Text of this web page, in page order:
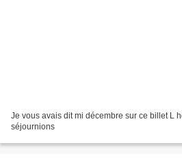
Je vous avais dit mi décembre sur ce billet L
séjournions